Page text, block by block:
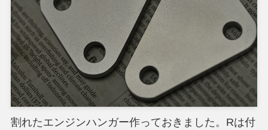
割れたエンジンハンガー作っておきました。Rは付